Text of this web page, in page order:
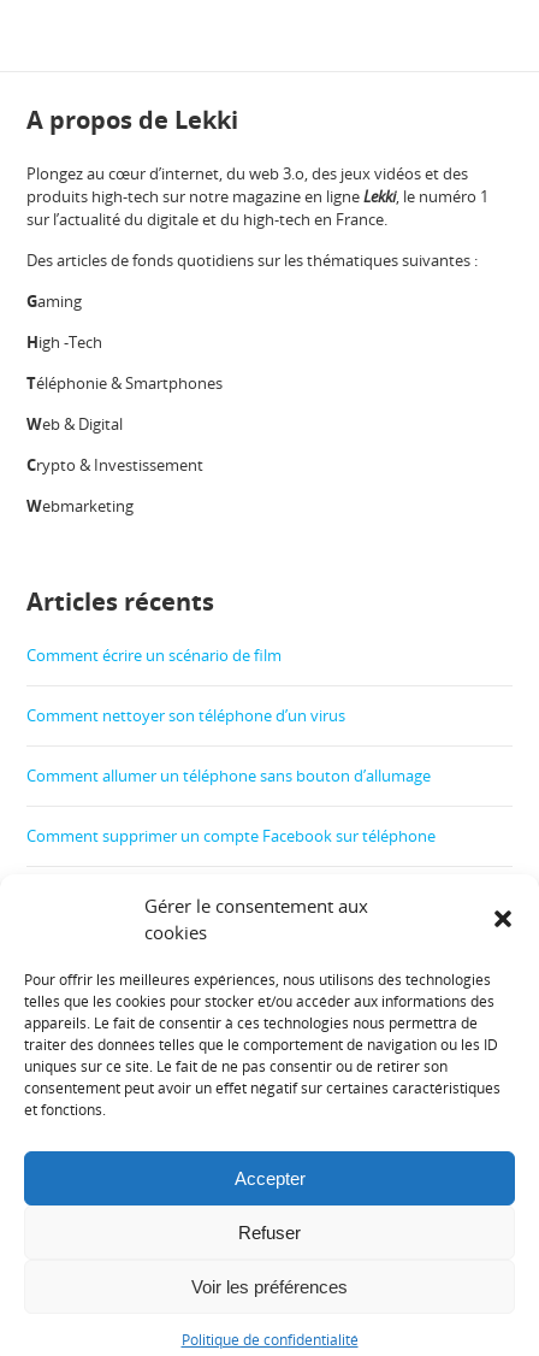
Gérer le consentement aux
cookies
Pour offrir les meilleures expériences, nous utilisons des technologies
telles que les cookies pour stocker et/ou accéder aux informations des
appareils. Le fait de consentir à ces technologies nous permettra de
traiter des données telles que le comportement de navigation ou les ID
uniques sur ce site. Le fait de ne pas consentir ou de retirer son
consentement peut avoir un effet négatif sur certaines caractéristiques
et fonctions.
Accepter
Refuser
Voir les préférences
Politique de confidentialité
A propos de Lekki
Plongez au cœur d’internet, du web 3.o, des jeux vidéos et des
produits high-tech sur notre magazine en ligneLekki, le numéro 1
sur l’actualité du digitale et du high-tech en France.
Des articles de fonds quotidiens sur les thématiques suivantes :
Gaming
High -Tech
Téléphonie & Smartphones
Web & Digital
Crypto & Investissement
Webmarketing
Articles récents
Comment écrire un scénario de film
Comment nettoyer son téléphone d’un virus
Comment allumer un téléphone sans bouton d’allumage
Comment supprimer un compte Facebook sur téléphone
Comment créer un film
Informations diverses :
Plan de site